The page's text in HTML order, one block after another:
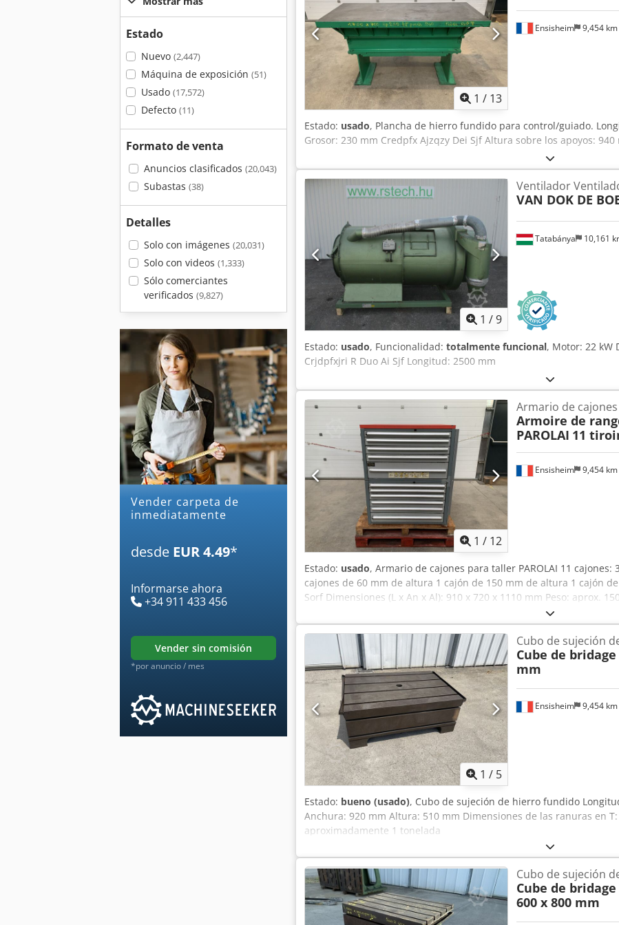
Estado
Nuevo (2,447)
Máquina de exposición (51)
Usado (17,572)
Defecto (11)
Formato de venta
Anuncios clasificados (20,043)
Subastas (38)
Detalles
Solo con imágenes (20,031)
Solo con videos (1,333)
Sólo comerciantes
verificados (9,827)
Vender carpeta de
inmediatamente
desde EUR 4.49*
Informarse ahora
+34 911 433 456
vender sin comisión
*por anuncio / mes
1 / 13
Ensisheim 9,454 km
Estado: usado, Plancha de hierro fundido para control/guiado.
Grosor: 230 mm Credpfx Ajzqzy Dei Sjf Altura sobre los apoyos: 940
1 /9
Tatabánya 10,161
Ventilador
VAN DOK DE
Estado: usado, Funcionalidad: totalmente funcional, Motor: 22 kW
Crjdpfxjri R Duo Ai Sjf Longitud: 2500 mm
1 / 12
Ensisheim 9,454 km
Armario de
Armoire de
PAROLAI 11
Estado: usado, Armario de cajones para taller PAROLAI 11
cajones de 60 mm de altura 1 cajón de 150 mm de altura 1 cajón
Sorf Dimensiones (L x An x Al): 910 x 720 x 1110 mm Peso: aprox.
1 / 5
Ensisheim 9,454 km
Cubo de sujeción
Cube de bridage
mm
Estado: bueno (usado), Cubo de sujeción de hierro fundido
Anchura: 920 mm Altura: 510 mm Dimensiones de las ranuras en
aproximadamente 1 tonelada
Cubo de sujeción
Cube de
600 x 800 mm